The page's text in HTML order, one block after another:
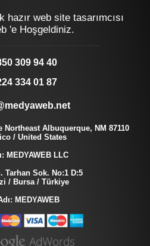
web site tasarımcısı
'e Hoşgeldiniz.
309 94 40
334 01 87
Northeast Albuquerque, NM 87110
/ United States
MEDYAWEB LLC
Tarhan Sok. No:1 D:5
/ Bursa / Türkiye
MEDYAWEB